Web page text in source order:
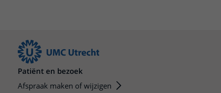
Patiënt en bezoek
Afspraak maken of wijzigen